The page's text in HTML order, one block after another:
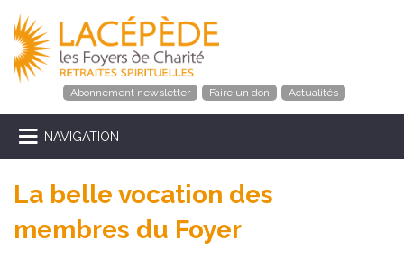
Abonnement newsletter Faire un don Actualités
NAVIGATION
La belle vocation des
membres du Foyer